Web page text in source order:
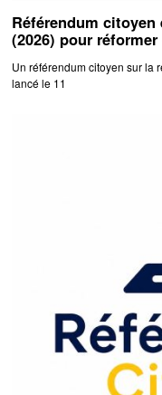
Référendum
(2026) pour
Un référendum citoyen sur la
lancé le 11